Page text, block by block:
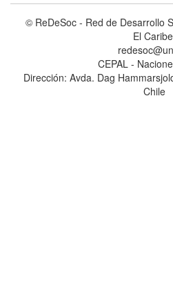
© ReDeSoc - Red de Desarrollo
El
CEPAL -
Dirección: Avda. Dag
Chile